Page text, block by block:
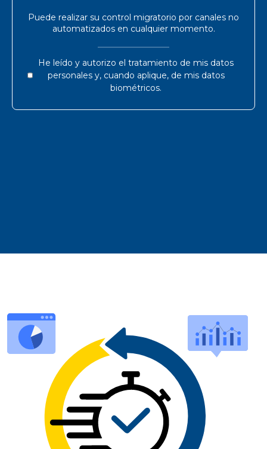
Puede realizar su control migratorio por canales no
automatizados en cualquier momento.
He leído y autorizo el tratamiento de mis datos
personales y, cuando aplique, de mis datos
biométricos.